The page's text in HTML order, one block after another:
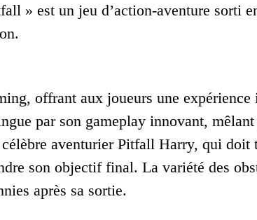
» est un jeu d’action-aventure sorti
offrant aux joueurs une expérience
par son gameplay innovant, mêlant
aventurier Pitfall Harry, qui doit
son objectif final. La variété des
après sa sortie.